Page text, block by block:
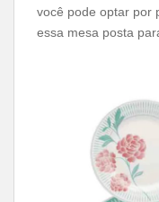
você pode optar por
essa mesa posta